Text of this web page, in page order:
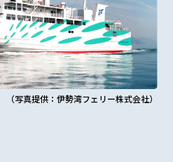
（写真提供：伊勢湾フェリー株式会社）